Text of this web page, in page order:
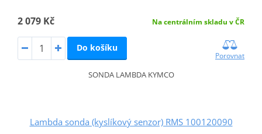
2 079 Kč Na centrálním skladu v ČR
Do košíku
Porovnat
SONDA LAMBDA KYMCO
Lambda sonda (kyslíkový senzor) RMS 100120090